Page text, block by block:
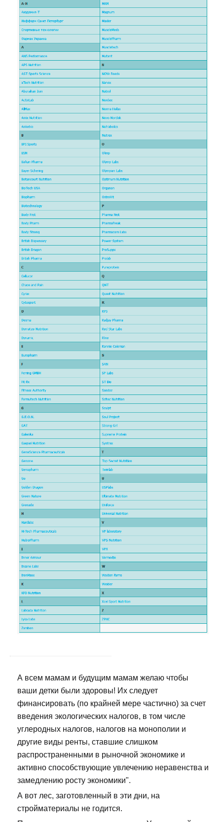
А всем мамам и будущим мамам желаю чтобы
ваши детки были здоровы! Их следует
финансировать (по крайней мере частично) за счет
введения экологических налогов, в том числе
углеродных налогов, налогов на монополии и
другие виды ренты, ставшие слишком
распространенными в рыночной экономике и
активно способствующие увлечению неравенства и
замедлению росту экономики".
А вот лес, заготовленный в эти дни, на
стройматериалы не годится.